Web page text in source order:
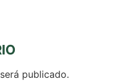
publicado.